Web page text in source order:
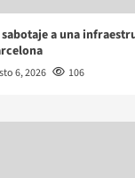
a una
6, 2026 106